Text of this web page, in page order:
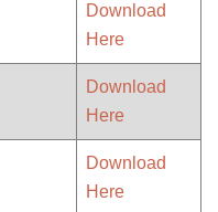
Download
Here
Download
Here
Download
Here